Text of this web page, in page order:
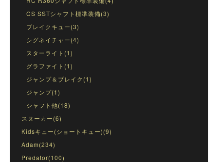
CS SSTシャフト標準装備(3)
ブレイクキュー(3)
シグネイチャー(4)
スターライト(1)
グラファイト(1)
ジャンプ＆ブレイク(1)
ジャンプ(1)
シャフト他(18)
スヌーカー(6)
Kidsキュー(ショートキュー)(9)
Adam(234)
Predator(100)